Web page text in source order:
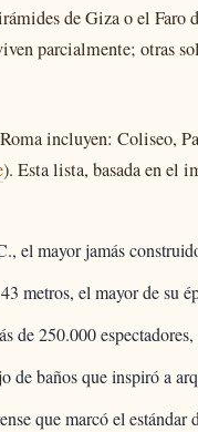
de Giza o el
parcialmente; otras
incluyen: Coliseo,
). Esta lista, basada en el
el mayor jamás
metros, el mayor de su
de 250.000
de baños que inspiró a
que marcó el estándar